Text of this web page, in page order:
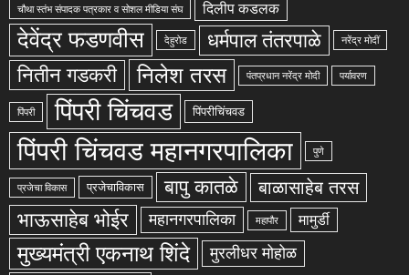
चौथा स्तंभ संपादक पत्रकार व सोशल मीडिया संघ दिलीप कडलक
देवेंद्र फडणवीस देहुरोड धर्मपाल तंतरपाळे नरेंद्र मोदीं
नितीन गडकरी निलेश तरस पंतप्रधान नरेंद्र मोदी पर्यावरण
पिंपरी पिंपरी चिंचवड पिंपरीचिंचवड
पिंपरी चिंचवड महानगरपालिका पुणे
प्रजेचा विकास प्रजेचाविकास बापु कातळे बाळासाहेब तरस
भाऊसाहेब भोईर महानगरपालिका महापौर मामुर्डी
मुख्यमंत्री एकनाथ शिंदे मुरलीधर मोहोळ